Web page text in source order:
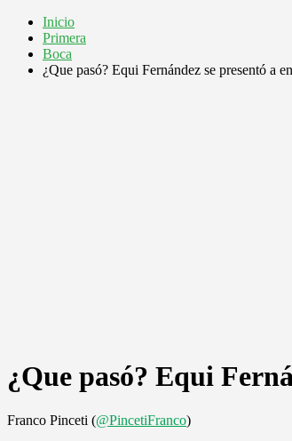
Inicio
Primera
Boca
¿Que pasó? Equi Fernández se presentó a
¿Que pasó? Equi
Franco Pinceti (@PincetiFranco)